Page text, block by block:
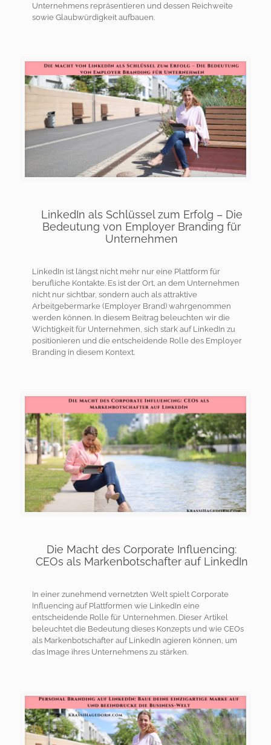
Unternehmens repräsentieren und dessen Reichweite
sowie Glaubwürdigkeit aufbauen.
LinkedIn als Schlüssel zum Erfolg – Die
Bedeutung von Employer Branding für
Unternehmen
LinkedIn ist längst nicht mehr nur eine Plattform für
berufliche Kontakte. Es ist der Ort, an dem Unternehmen
nicht nur sichtbar, sondern auch als attraktive
Arbeitgebermarke (Employer Brand) wahrgenommen
werden können. In diesem Beitrag beleuchten wir die
Wichtigkeit für Unternehmen, sich stark auf LinkedIn zu
positionieren und die entscheidende Rolle des Employer
Branding in diesem Kontext.
Die Macht des Corporate Influencing:
CEOs als Markenbotschafter auf LinkedIn
In einer zunehmend vernetzten Welt spielt Corporate
Influencing auf Plattformen wie LinkedIn eine
entscheidende Rolle für Unternehmen. Dieser Artikel
beleuchtet die Bedeutung dieses Konzepts und wie CEOs
als Markenbotschafter auf LinkedIn agieren können, um
das Image ihres Unternehmens zu stärken.